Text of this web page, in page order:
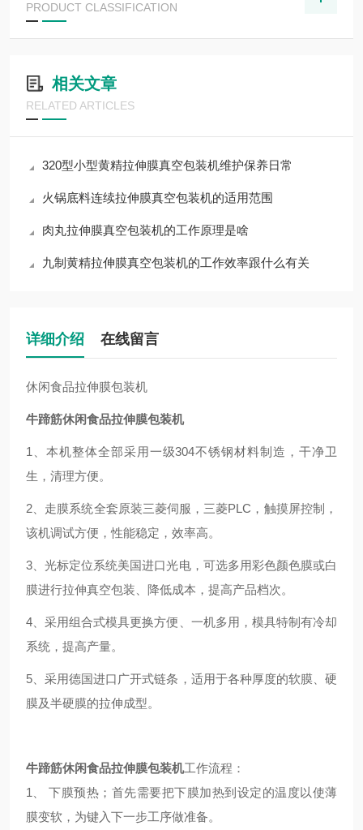
PRODUCT CLASSIFICATION
相关文章
RELATED ARTICLES
320型小型黄精拉伸膜真空包装机维护保养日常
火锅底料连续拉伸膜真空包装机的适用范围
肉丸拉伸膜真空包装机的工作原理是啥
九制黄精拉伸膜真空包装机的工作效率跟什么有关
详细介绍 在线留言
休闲食品拉伸膜包装机
牛蹄筋休闲食品拉伸膜包装机
1、本机整体全部采用一级304不锈钢材料制造，干净卫
生，清理方便。
2、走膜系统全套原装三菱伺服，三菱PLC，触摸屏控制，
该机调试方便，性能稳定，效率高。
3、光标定位系统美国进口光电，可选多用彩色颜色膜或白
膜进行拉伸真空包装、降低成本，提高产品档次。
4、采用组合式模具更换方便、一机多用，模具特制有冷却
系统，提高产量。
5、采用德国进口广开式链条，适用于各种厚度的软膜、硬
膜及半硬膜的拉伸成型。
牛蹄筋休闲食品拉伸膜包装机工作流程：
1、 下膜预热；首先需要把下膜加热到设定的温度以使薄
膜变软，为键入下一步工序做准备。